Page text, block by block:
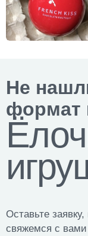
Не
формат
Оставьте
свяжемся с